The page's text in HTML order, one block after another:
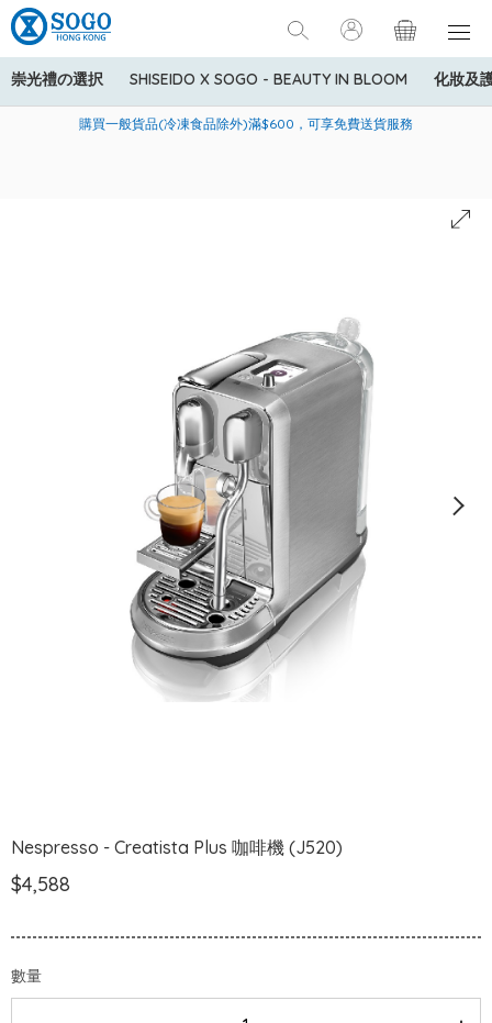
崇光禮の選択 SHISEIDO X SOGO - BEAUTY IN BLOOM 化妝及
美國運通Explorer®信用卡會員購物禮遇：高達5%簽賬回贈！
購買一般貨品(冷凍食品除外)滿$600，可享免費送貨服務
寄送中國內地服務只適用於指定商品，若訂單金額少於HK$600(折
Nespresso - Creatista Plus 咖啡機 (J520)
$4,588
數量